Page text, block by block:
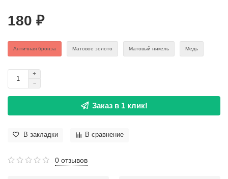
180 ₽
Античная бронза Матовое золото Матовый никель Медь
Заказ в 1 клик!
В закладки В сравнение
0 отзывов